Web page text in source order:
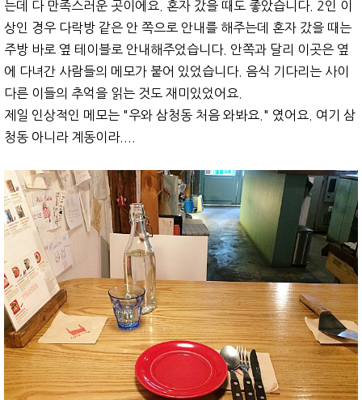
는데 다 만족스러운 곳이에요. 혼자 갔을 때도 좋았습니다. 2인 이
상인 경우 다락방 같은 안 쪽으로 안내를 해주는데 혼자 갔을 때는
주방 바로 옆 테이블로 안내해주었습니다. 안쪽과 달리 이곳은 옆
에 다녀간 사람들의 메모가 붙어 있었습니다. 음식 기다리는 사이
다른 이들의 추억을 읽는 것도 재미있었어요.
제일 인상적인 메모는 "우와 삼청동 처음 와봐요." 였어요. 여기 삼
청동 아니라 계동이라....